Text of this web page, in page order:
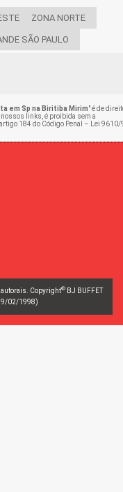
ZONA NORTE
SÃO PAULO
em Sp na Biritiba Mirim" é de
links, é proibida sem a
184 do Código Penal –
Lei 9610/
autorais. Copyright© BJ BUFFET
02/1998)